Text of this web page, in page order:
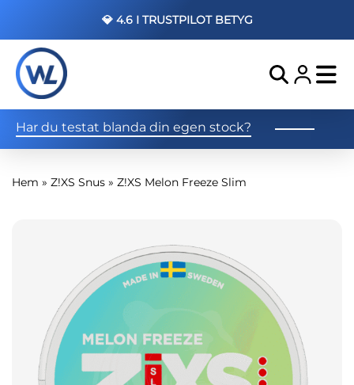
💎 4.6 I TRUSTPILOT BETYG
Har du testat blanda din egen stock?
Hem » Z!XS Snus » Z!XS Melon Freeze Slim